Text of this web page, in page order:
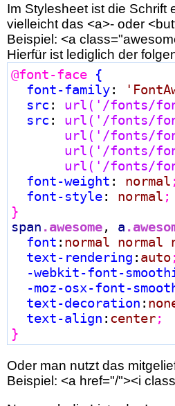
Im Stylesheet ist die Schrift
vielleicht das <a>- oder
Beispiel: <a
Hierfür ist lediglich der
@font-face {
  font-family
:
src : url( '/fonts/
src : url( '/fonts/
url( '/fonts/
url( '/fonts/
url( '/fonts/
font-weight : normal ;
font-style: normal ;
}
span .awesome, a
font : normal normal
text-rendering : auto;
-webkit-font-
-moz-osx-font-
text-decoration :
text-align : center;
}
Oder man nutzt das
Beispiel: <a href="/"><i